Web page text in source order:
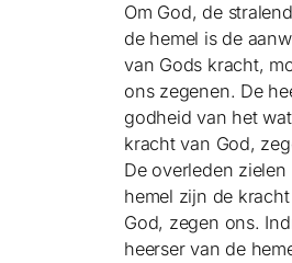
Om God, de
de hemel is de
van Gods kracht,
ons zegenen. De
godheid van het
kracht van God,
De overleden zielen
hemel zijn de
God, zegen ons.
heerser van de